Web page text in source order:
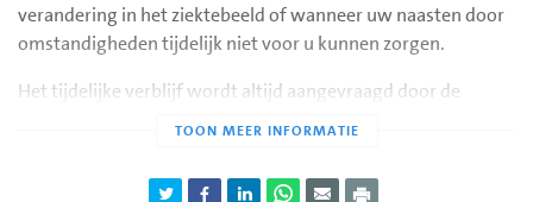
verandering in het ziektebeeld of wanneer uw naasten door
omstandigheden tijdelijk niet voor u kunnen zorgen.
Het tijdelijke verblijf wordt altijd aangevraagd door de
besluit wordt in samenspraak met de cliënt en de familie